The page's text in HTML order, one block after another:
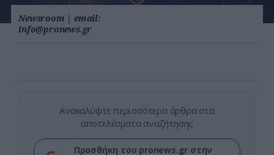
Newsroom | email:
info@pronews.gr
Ανακαλύψτε περισσότερα άρθρα στα
αποτελέσματα αναζήτησης
Προσθήκη του pronews.gr στην